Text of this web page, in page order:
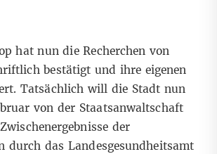
hat nun die Recherchen von
bestätigt und ihre eigenen
Tatsächlich will die Stadt nun
von der Staatsanwaltschaft
der
durch das Landesgesundheitsamt